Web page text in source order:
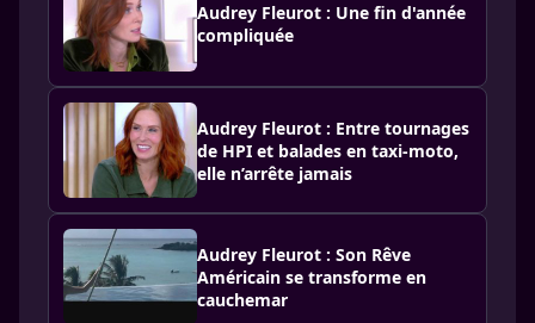
Audrey Fleurot : Une fin d'année
compliquée
Audrey Fleurot : Entre tournages
de HPI et balades en taxi-moto,
elle n’arrête jamais
Audrey Fleurot : Son Rêve
Américain se transforme en
cauchemar